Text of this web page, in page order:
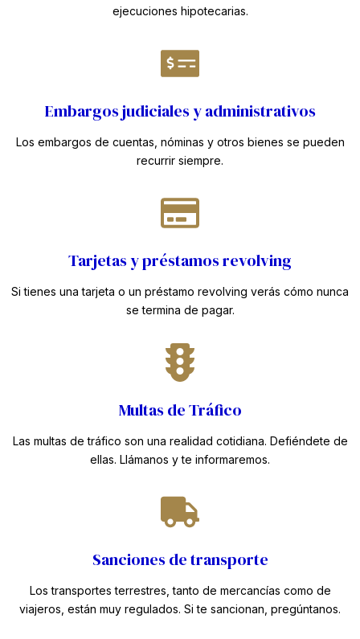
ejecuciones hipotecarias.
Embargos judiciales y administrativos
Los embargos de cuentas, nóminas y otros bienes se pueden
recurrir siempre.
Tarjetas y préstamos revolving
Si tienes una tarjeta o un préstamo revolving verás cómo nunca
se termina de pagar.
Multas de Tráfico
Las multas de tráfico son una realidad cotidiana. Defiéndete de
ellas. Llámanos y te informaremos.
Sanciones de transporte
Los transportes terrestres, tanto de mercancías como de
viajeros, están muy regulados. Si te sancionan, pregúntanos.